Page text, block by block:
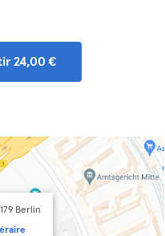
24,00 €
Berlin